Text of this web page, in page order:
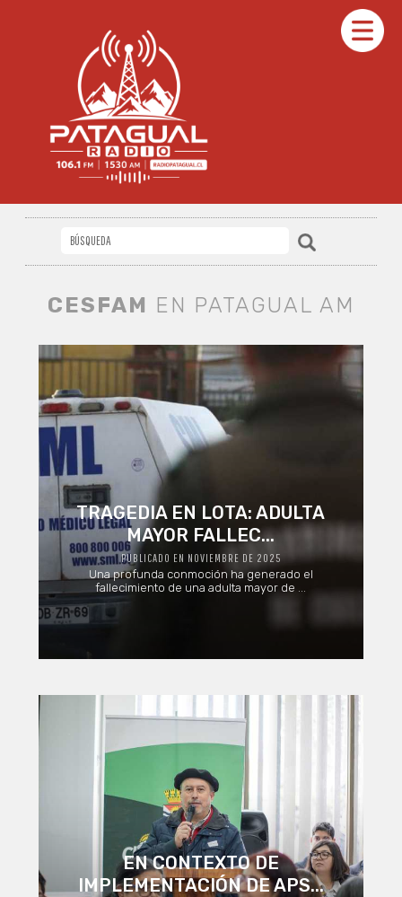
CESFAM EN PATAGUAL AM
TRAGEDIA EN LOTA: ADULTA
MAYOR FALLEC...
PUBLICADO EN NOVIEMBRE DE 2025
Una profunda conmoción ha generado el
fallecimiento de una adulta mayor de ...
EN CONTEXTO DE
IMPLEMENTACIÓN DE APS...